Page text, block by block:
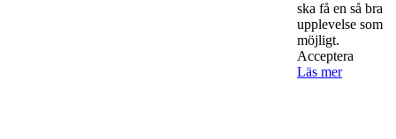
ska få en så bra
upplevelse som
möjligt.
Acceptera
Läs mer